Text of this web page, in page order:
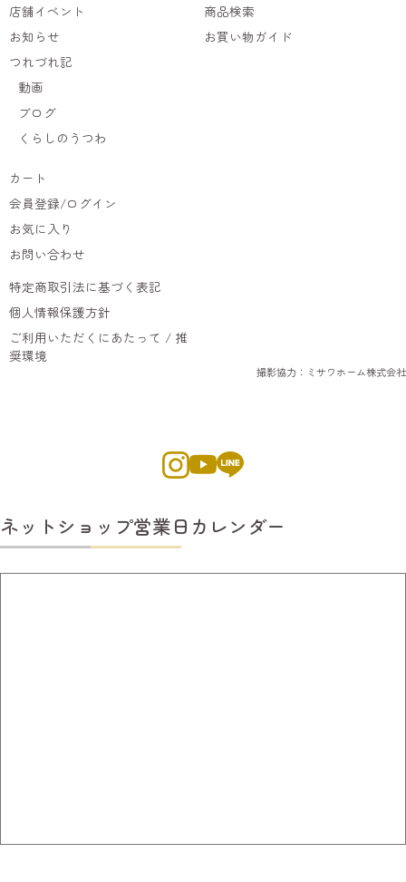
店舗イベント
お知らせ
つれづれ記
動画
ブログ
くらしのうつわ
商品検索
お買い物ガイド
カート
会員登録/ログイン
お気に入り
お問い合わせ
特定商取引法に基づく表記
個人情報保護方針
ご利用いただくにあたって / 推
奨環境
撮影協力：ミサワホーム株式会社
ネットショップ営業日カレンダー